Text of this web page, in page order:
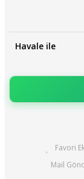
Havale ile
Mail